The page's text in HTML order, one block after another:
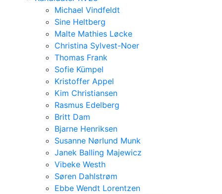
Michael Vindfeldt
Sine Heltberg
Malte Mathies Løcke
Christina Sylvest-Noer
Thomas Frank
Sofie Kümpel
Kristoffer Appel
Kim Christiansen
Rasmus Edelberg
Britt Dam
Bjarne Henriksen
Susanne Nørlund Munk
Janek Balling Majewicz
Vibeke Westh
Søren Dahlstrøm
Ebbe Wendt Lorentzen